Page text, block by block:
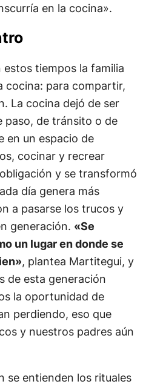
en la cocina».
estos tiempos la familia
cocina: para compartir,
La cocina dejó de ser
paso, de tránsito o de
en un espacio de
cocinar y recrear
y se transformó
día genera más
a pasarse los trucos y
generación. «Se
un lugar en donde se
, plantea Martitegui, y
de esta generación
la oportunidad de
perdiendo, eso que
y nuestros padres aún
se entienden los rituales